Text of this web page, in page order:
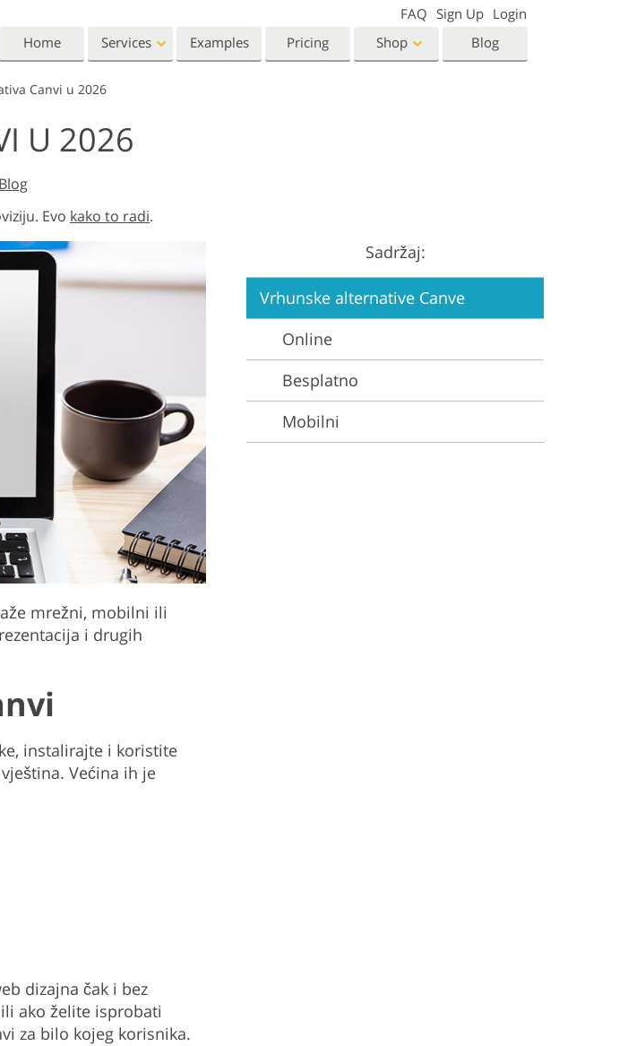
Home Services
Clipping Path Photo Manipulation Photo Restoration
Jewellery Photo Editing Real Estate Photo Editing
Examples Pricing Shop
Photoshop Actions
Photoshop Brushes
Photoshop Textures
Entire Ps Actions
Collections
Entire Ps Overlays
Bundles
Blog
FAQ Sign Up Login
Canvi u 2026
U 2026
Evo kako to radi.
mrežni, mobilni ili
i drugih
instalirajte i koristite
Većina ih je
dizajna čak i bez
ako želite isprobati
za bilo kojeg korisnika.
Sadržaj:
Vrhunske alternative Canve
Online
Besplatno
Mobilni